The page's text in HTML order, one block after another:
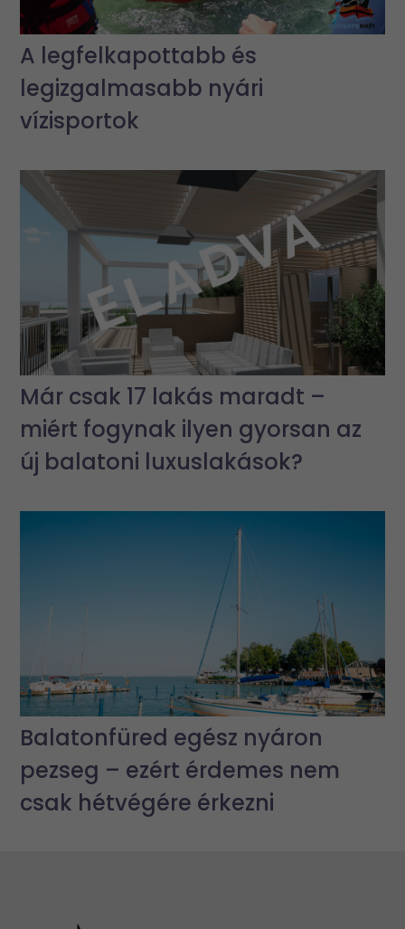
A legfelkapottabb és
legizgalmasabb nyári
vízisportok
Már csak 17 lakás maradt –
miért fogynak ilyen gyorsan az
új balatoni luxuslakások?
Balatonfüred egész nyáron
pezseg – ezért érdemes nem
csak hétvégére érkezni